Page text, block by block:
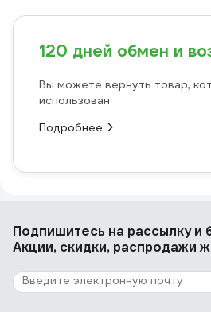
120 дней обмен и
Вы можете вернуть товар,
использован
Подробнее
Подпишитесь на рассылкуи
Акции, скидки, распродажи